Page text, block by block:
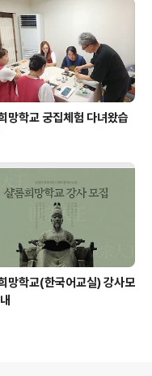
망학교 궁집체험 다녀왔습
망학교(한국어교실) 강사모